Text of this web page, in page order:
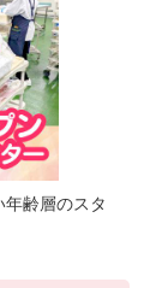
齢層のスタ